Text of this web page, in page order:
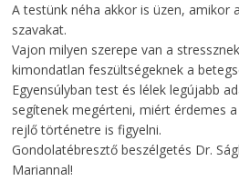
A testünk néha akkor is üzen, amikor
szavakat.
Vajon milyen szerepe van a
kimondatlan feszültségeknek a
Egyensúlyban test és lélek legújabb
segítenek megérteni, miért érdemes
rejlő történetre is figyelni.
Gondolatébresztő beszélgetés Dr.
Mariannal!